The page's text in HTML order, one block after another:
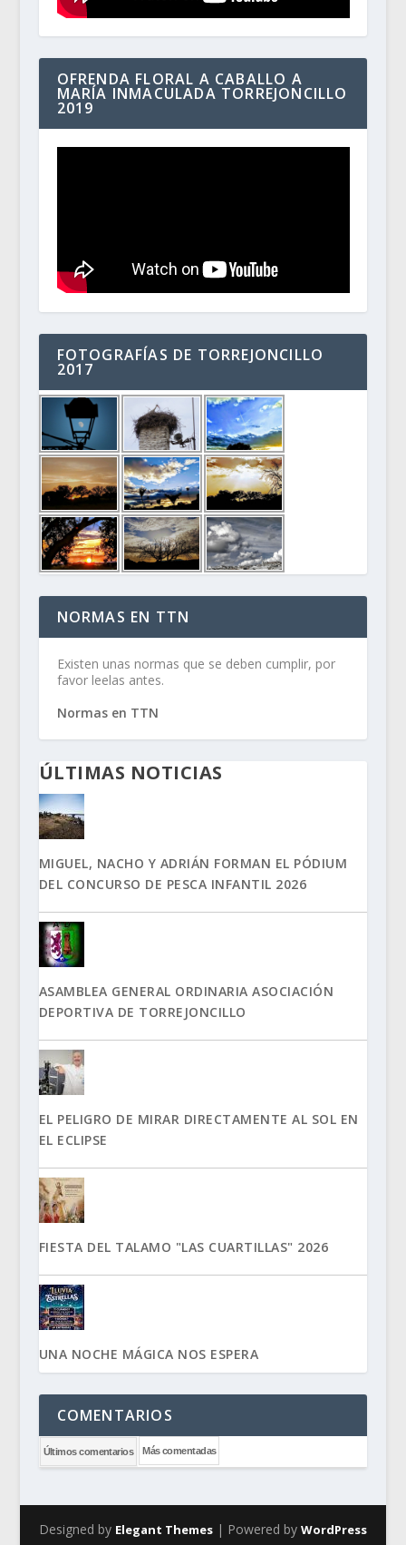
OFRENDA FLORAL A CABALLO A
MARÍA INMACULADA TORREJONCILLO
2019
FOTOGRAFÍAS DE TORREJONCILLO
2017
NORMAS EN TTN
Existen unas normas que se deben cumplir, por
favor leelas antes.
Normas en TTN
ÚLTIMAS NOTICIAS
MIGUEL, NACHO Y ADRIÁN FORMAN EL PÓDIUM
DEL CONCURSO DE PESCA INFANTIL 2026
ASAMBLEA GENERAL ORDINARIA ASOCIACIÓN
DEPORTIVA DE TORREJONCILLO
EL PELIGRO DE MIRAR DIRECTAMENTE AL SOL EN
EL ECLIPSE
FIESTA DEL TALAMO "LAS CUARTILLAS" 2026
UNA NOCHE MÁGICA NOS ESPERA
COMENTARIOS
Últimos comentarios Más comentadas
Designed by Elegant Themes| Powered by WordPress